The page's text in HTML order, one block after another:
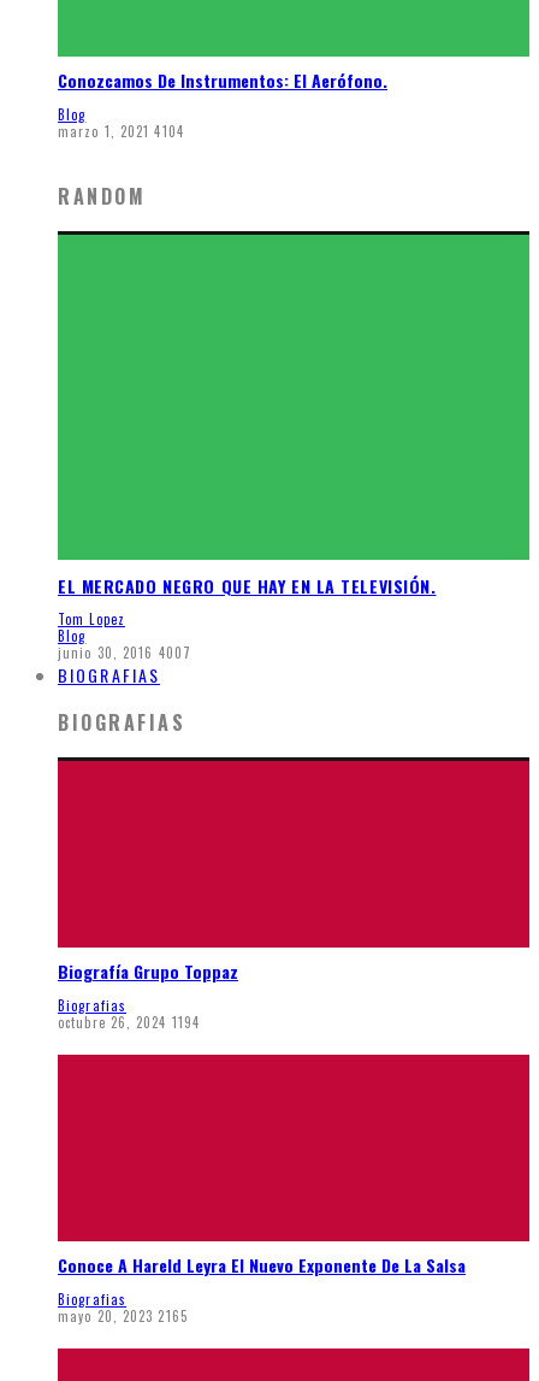
Conozcamos De Instrumentos: El Aerófono.
Blog
marzo 1, 2021 4104
RANDOM
EL MERCADO NEGRO QUE HAY EN LA TELEVISIÓN.
Tom Lopez
Blog
junio 30, 2016 4007
BIOGRAFIAS
BIOGRAFIAS
Biografía Grupo Toppaz
Biografias
octubre 26, 2024 1194
Conoce A Hareld Leyra El Nuevo Exponente De La Salsa
Biografias
mayo 20, 2023 2165